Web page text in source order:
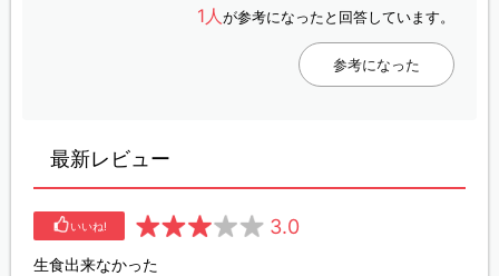
1人が参考になったと回答しています。
参考になった
最新レビュー
いいね! 3.0
生食出来なかった